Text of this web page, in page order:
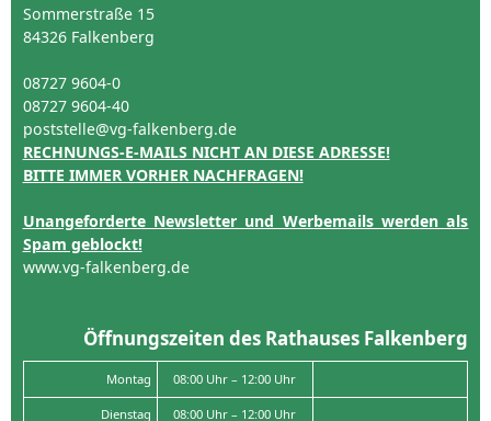
Sommerstraße 15
84326 Falkenberg
08727 9604-0
08727 9604-40
poststelle@vg-falkenberg.de
RECHNUNGS-E-MAILS NICHT AN DIESE ADRESSE!
BITTE IMMER VORHER NACHFRAGEN!
Unangeforderte Newsletter und Werbemails werden als
Spam geblockt!
www.vg-falkenberg.de
Öffnungszeiten des Rathauses Falkenberg
Montag 08:00 Uhr – 12:00 Uhr
Dienstag 08:00 Uhr – 12:00 Uhr